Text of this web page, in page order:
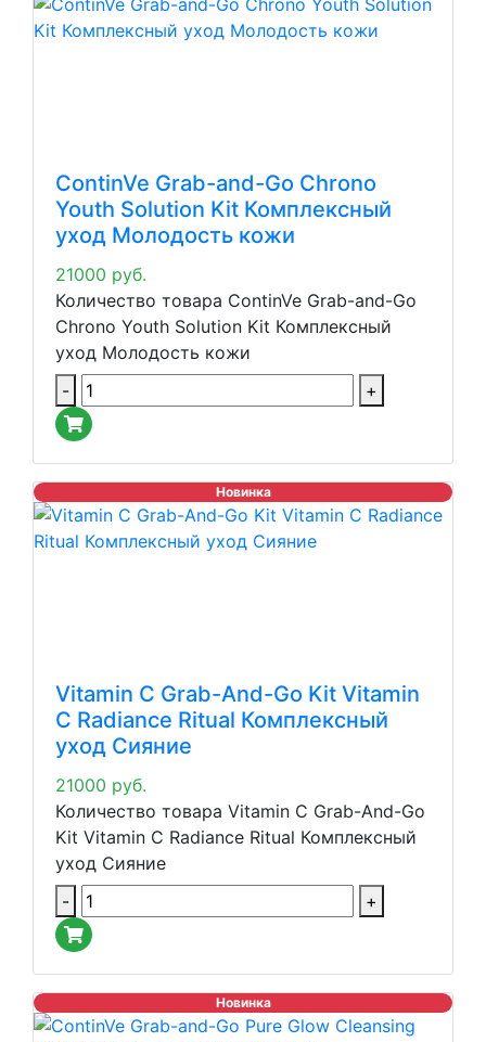
ContinVe Grab-and-Go Chrono
Youth Solution Kit Комплексный
уход Молодость кожи
21000 руб.
Количество товара ContinVe Grab-and-Go
Chrono Youth Solution Kit Комплексный
уход Молодость кожи
-
+
Новинка
Vitamin C Grab-And-Go Kit Vitamin
C Radiance Ritual Комплексный
уход Сияние
21000 руб.
Количество товара Vitamin C Grab-And-Go
Kit Vitamin C Radiance Ritual Комплексный
уход Сияние
-
+
Новинка